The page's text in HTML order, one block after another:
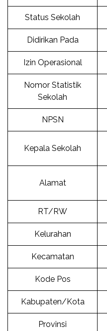
Status Sekolah
Didirikan Pada
Izin Operasional
Nomor Statistik
Sekolah
NPSN
Kepala Sekolah
Alamat
RT/RW
Kelurahan
Kecamatan
Kode Pos
Kabupaten/Kota
Provinsi